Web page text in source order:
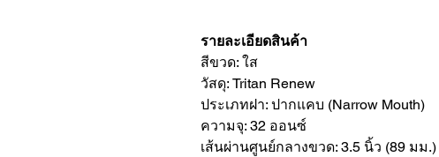
รายละเอียดสินค้า
สีขวด: ใส
วัสดุ: Tritan Renew
ประเภทฝา: ปากแคบ (Narrow Mouth)
ความจุ: 32 ออนซ์
เส้นผ่านศูนย์กลางขวด: 3.5 นิ้ว (89 มม.)